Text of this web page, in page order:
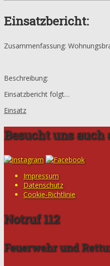
Einsatzbericht:
Zusammenfassung:
Beschreibung:
Einsatzbericht folgt…
Einsatz
Besucht uns auch
Impressum
Datenschutz
Cookie-Richtlinie
Notruf 112
Feuerwehr und